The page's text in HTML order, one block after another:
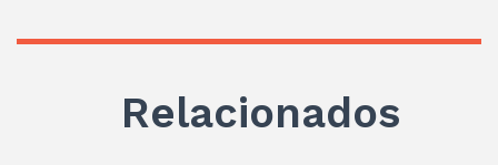
Relacionados